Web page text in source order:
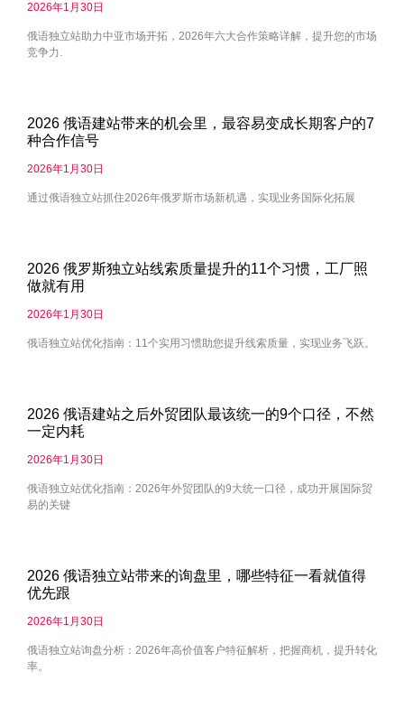
2026年1月30日
俄语独立站助力中亚市场开拓，2026年六大合作策略详解，提升您的市场
竞争力.
2026 俄语建站带来的机会里，最容易变成长期客户的7
种合作信号
2026年1月30日
通过俄语独立站抓住2026年俄罗斯市场新机遇，实现业务国际化拓展
2026 俄罗斯独立站线索质量提升的11个习惯，工厂照
做就有用
2026年1月30日
俄语独立站优化指南：11个实用习惯助您提升线索质量，实现业务飞跃。
2026 俄语建站之后外贸团队最该统一的9个口径，不然
一定内耗
2026年1月30日
俄语独立站优化指南：2026年外贸团队的9大统一口径，成功开展国际贸
易的关键
2026 俄语独立站带来的询盘里，哪些特征一看就值得
优先跟
2026年1月30日
俄语独立站询盘分析：2026年高价值客户特征解析，把握商机，提升转化
率。